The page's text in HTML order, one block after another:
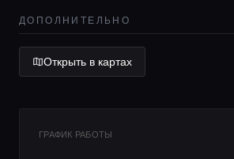
Консьерж
Lifestyle
ДОПОЛНИТЕЛЬНО
Открыть в картах
ГРАФИК РАБОТЫ